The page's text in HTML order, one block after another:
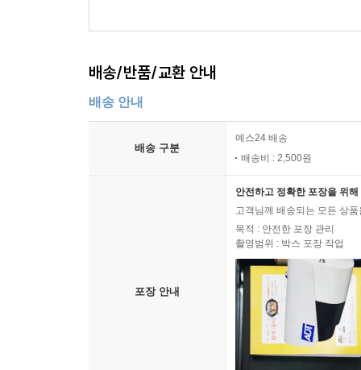
배송/반품/교환 안내
배송 안내
배송 구분
예스24 배송
배송비 : 2,500원
포장 안내
안전하고 정확한 포장을 위
고객님께 배송되는 모든 상
목적 : 안전한 포장 관리
촬영범위 : 박스 포장 작업